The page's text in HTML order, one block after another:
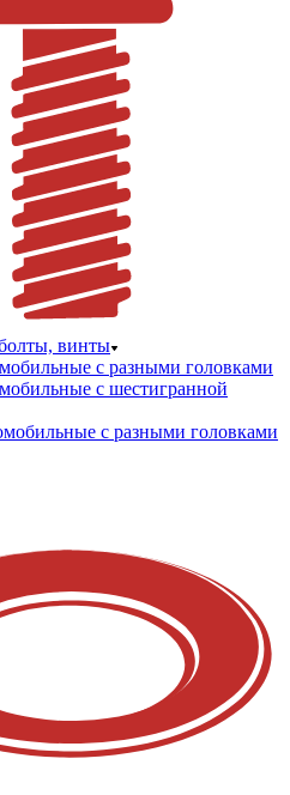
винты
с разными головками
с шестигранной
с разными головками